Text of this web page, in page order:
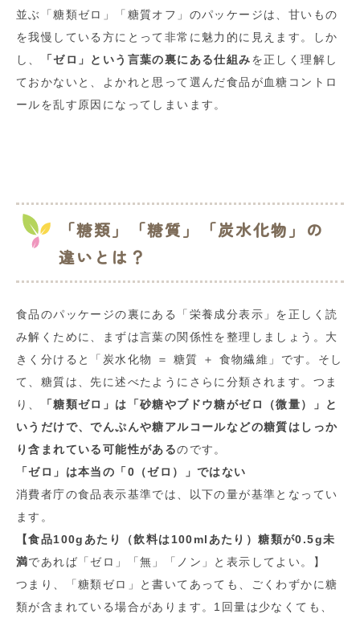
並ぶ「糖類ゼロ」「糖質オフ」のパッケージは、甘いもの
を我慢している方にとって非常に魅力的に見えます。しか
し、
「ゼロ」という言葉の裏にある仕組みを正しく理解し
ておかないと、よかれと思って選んだ食品が血糖コントロ
ールを乱す原因になってしまいます。
「糖類」「糖質」「炭水化物」の
違いとは？
食品のパッケージの裏にある「栄養成分表示」を正しく読
み解くために、まずは言葉の関係性を整理しましょう。大
きく分けると「炭水化物 ＝ 糖質 ＋ 食物繊維」です。そし
て、糖質は、先に述べたようにさらに分類されます。つま
り、
「糖類ゼロ」は「砂糖やブドウ糖がゼロ（微量）」と
いうだけで、でんぷんや糖アルコールなどの糖質はしっか
り含まれている可能性があるのです。
「ゼロ」は本当の「0（ゼロ）」ではない
消費者庁の食品表示基準では、以下の量が基準となってい
ます。
【食品100gあたり（飲料は100mlあたり）糖類が0.5g未
満であれば「ゼロ」「無」「ノン」と表示してよい。】
つまり、「糖類ゼロ」と書いてあっても、ごくわずかに糖
類が含まれている場合があります。1回量は少なくても、